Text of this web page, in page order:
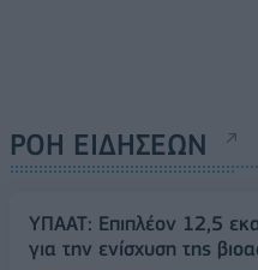
ΡΟΗ ΕΙΔΗΣΕΩΝ
ΥΠΑΑΤ: Επιπλέον 12,5
για την ενίσχυση της